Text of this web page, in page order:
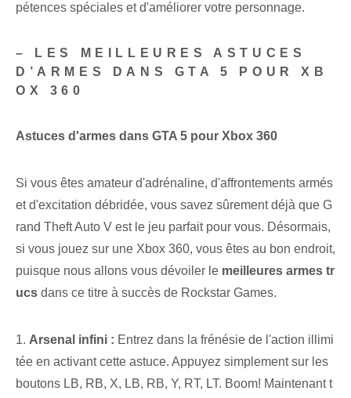
pétences spéciales et d'améliorer votre personnage.
– LES MEILLEURES ASTUCES
D’ARMES DANS GTA 5 POUR XB
OX 360
Astuces d'armes dans GTA 5 pour Xbox 360
Si vous êtes amateur d'adrénaline, d'affrontements armés
et d'excitation débridée, vous savez sûrement déjà que G
rand Theft Auto V est le jeu parfait pour vous. Désormais,
si vous jouez sur une Xbox​ 360, vous êtes au bon endroit,
puisque nous allons vous dévoiler le meilleures armes ⁢tr
ucs⁢ dans ce titre à succès‌ de Rockstar Games.
1. Arsenal infini : ‌Entrez dans la frénésie de l'action illimi
tée en activant cette astuce. Appuyez simplement sur les
boutons LB, RB, X, LB, RB, Y, RT, LT. Boom! Maintenant t